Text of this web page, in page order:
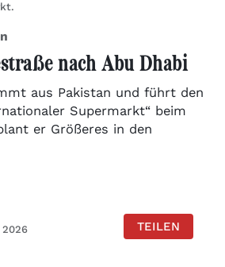
nach Abu Dhabi
aus Pakistan und führt den
Supermarkt“ beim
er Größeres in den
TEILEN